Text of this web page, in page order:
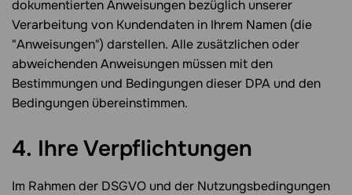
dokumentierten Anweisungen bezüglich unserer
Verarbeitung von Kundendaten in Ihrem Namen (die
"Anweisungen") darstellen. Alle zusätzlichen oder
abweichenden Anweisungen müssen mit den
Bestimmungen und Bedingungen dieser DPA und den
Bedingungen übereinstimmen.
4. Ihre Verpflichtungen
Im Rahmen der DSGVO und der Nutzungsbedingungen